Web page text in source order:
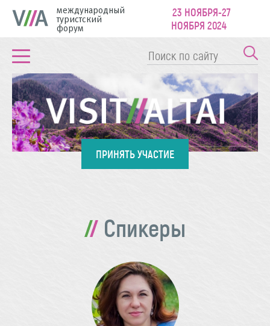
международный
туристский
форум
23 НОЯБРЯ-27
НОЯБРЯ 2024
ПРИНЯТЬ УЧАСТИЕ
Спикеры